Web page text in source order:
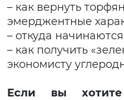
– как вернуть
эмерджентные
– откуда
– как получить
экономисту
Если вы